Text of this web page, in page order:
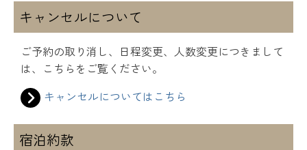
キャンセルについて
ご予約の取り消し、日程変更、人数変更につきまして
は、こちらをご覧ください。
キャンセルについてはこちら
宿泊約款